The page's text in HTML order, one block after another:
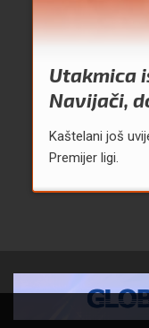
Utakmica
Navijači,
Kaštelani još
Premijer ligi.